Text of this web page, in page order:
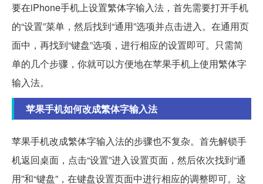
要在iPhone手机上设置繁体字输入法，首先需要打开手机
的“设置”菜单，然后找到“通用”选项并点击进入。在通用页
面中，再找到“键盘”选项，进行相应的设置即可。只需简
单的几个步骤，你就可以方便地在苹果手机上使用繁体字
输入法。
苹果手机如何改成繁体字输入法
苹果手机改成繁体字输入法的步骤也不复杂。首先解锁手
机返回桌面，点击“设置”进入设置页面，然后依次找到“通
用”和“键盘”，在键盘设置页面中进行相应的调整即可。这